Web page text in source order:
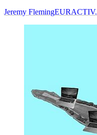
Jeremy Fleming